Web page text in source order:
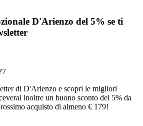
D'Arienzo del 5% se ti
di D'Arienzo e scopri le migliori
inoltre un buono sconto del 5% da
acquisto di almeno € 179!